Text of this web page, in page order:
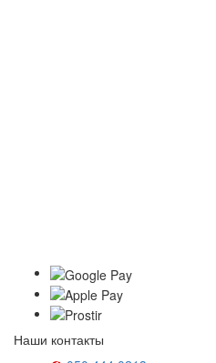
Наши контакты